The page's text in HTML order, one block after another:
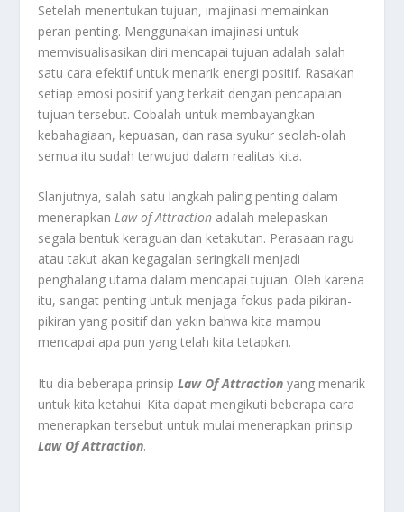
Setelah menentukan tujuan, imajinasi memainkan
peran penting. Menggunakan imajinasi untuk
memvisualisasikan diri mencapai tujuan adalah salah
satu cara efektif untuk menarik energi positif. Rasakan
setiap emosi positif yang terkait dengan pencapaian
tujuan tersebut. Cobalah untuk membayangkan
kebahagiaan, kepuasan, dan rasa syukur seolah-olah
semua itu sudah terwujud dalam realitas kita.
Slanjutnya, salah satu langkah paling penting dalam
menerapkanLaw of Attraction adalah melepaskan
segala bentuk keraguan dan ketakutan. Perasaan ragu
atau takut akan kegagalan seringkali menjadi
penghalang utama dalam mencapai tujuan. Oleh karena
itu, sangat penting untuk menjaga fokus pada pikiran-
pikiran yang positif dan yakin bahwa kita mampu
mencapai apa pun yang telah kita tetapkan.
Itu dia beberapa prinsip Law Of Attraction yang menarik
untuk kita ketahui. Kita dapat mengikuti beberapa cara
menerapkan tersebut untuk mulai menerapkan prinsip
Law Of Attraction.